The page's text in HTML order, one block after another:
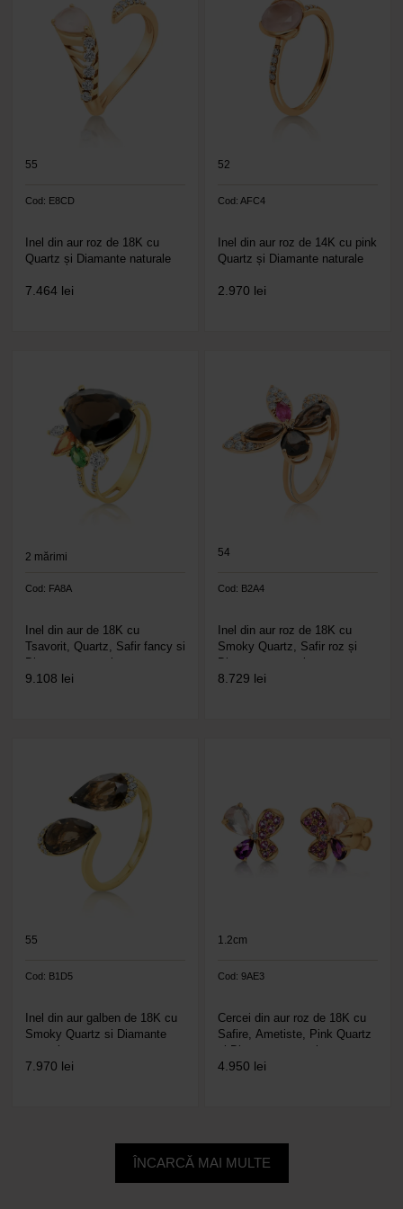
55
Cod: E8CD
Inel din aur roz de 18K cu
Quartz și Diamante naturale
7.464 lei
52
Cod: AFC4
Inel din aur roz de 14K cu pink
Quartz și Diamante naturale
2.970 lei
2 mărimi
Cod: FA8A
Inel din aur de 18K cu
Tsavorit, Quartz, Safir fancy si
Diamante naturale
9.108 lei
54
Cod: B2A4
Inel din aur roz de 18K cu
Smoky Quartz, Safir roz și
Diamante naturale
8.729 lei
55
Cod: B1D5
Inel din aur galben de 18K cu
Smoky Quartz si Diamante
naturale
7.970 lei
1.2cm
Cod: 9AE3
Cercei din aur roz de 18K cu
Safire, Ametiste, Pink Quartz
și Diamante naturale
4.950 lei
ÎNCARCĂ MAI MULTE